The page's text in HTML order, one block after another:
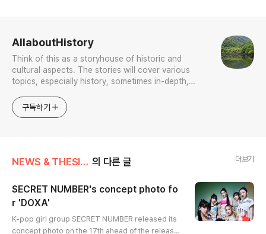
AllaboutHistory
Think of this as a storyhouse of historic and
cultural aspects. The stories will cover various
topics, especially history, sometimes in-depth,
approach will be to resist any common sense or
generalized viewpoint
구독하기
NEWS & THESIS/K-Culture & Sports 의 다른 글 더보기
SECRET NUMBER's concept photo fo
r 'DOXA'
K-pop girl group SECRET NUMBER released its
concept photo on the 17th ahead of the release